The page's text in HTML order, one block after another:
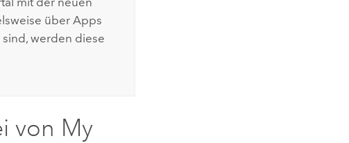
über Apps
werden diese
von My